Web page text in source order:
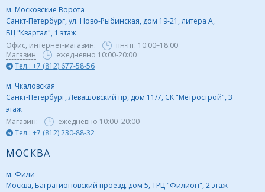
м. Московские Ворота
Санкт-Петербург, ул. Ново-Рыбинская, дом 19-21, литера А,
БЦ "Квартал", 1 этаж
Офис, интернет-магазин:
пн-пт: 10:00–18:00
Магазин
ежедневно 10:00-20:00
Тел.: +7 (812) 677-58-56
м. Чкаловская
Санкт-Петербург, Левашовский пр, дом 11/7, СК "Метрострой", 3
этаж
Магазин:
ежедневно 10:00–20:00
Тел.: +7 (812) 230-88-32
МОСКВА
м. Фили
Москва, Багратионовский проезд, дом 5, ТРЦ "Филион", 2 этаж